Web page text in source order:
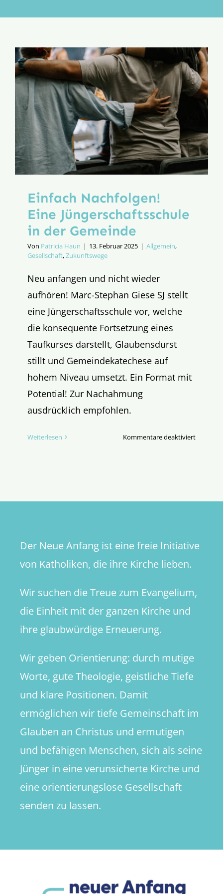
Aktion
Einfach Nachfolgen!
Eine Jüngerschafts­schule
in der Gemeinde
Von Patricia Haun | 13. Februar 2025 | Allgemein,
Gesellschaft,Zukunftswege
Neu anfangen und nicht wieder
aufhören! Marc-Stephan Giese SJ stellt
eine Jüngerschaftsschule vor, welche
die konsequente Fortsetzung eines
Taufkurses darstellt, Glaubensdurst
stillt und Gemeindekatechese auf
hohem Niveau umsetzt. Ein Format mit
Potential! Zur Nachahmung
ausdrücklich empfohlen.
Weiterlesen Kommentare deaktiviertfür
Der Neue Anfang ist eine freie Initiative
von Katholiken, die ihre Kirche lieben.
Wir suchen die Treue zum Evangelium,
die Einheit mit der ganzen Kirche und
ihre glaubwürdige Erneuerung.
Wir geben Orientierung: durch mutige
Worte, gute Theologie, geistliche Tiefe
und klare Positionen. Damit
ermöglichen wir tiefe Gemeinschaft im
Glauben an Christus und ermutigen
und befähigen Menschen, sich als seine
Jünger in eine verunsicherte Kirche und
eine orientierungslose Gesellschaft
senden zu lassen.